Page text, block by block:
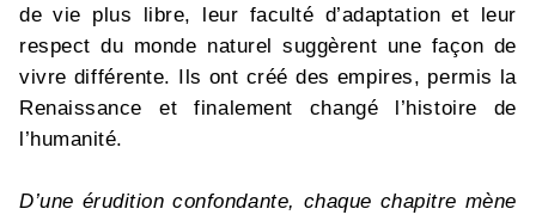
de vie plus libre, leur faculté d’adaptation et leur
respect du monde naturel suggèrent une façon de
vivre différente. Ils ont créé des empires, permis la
Renaissance et finalement changé l’histoire de
l’humanité.
D’une érudition confondante, chaque chapitre mène